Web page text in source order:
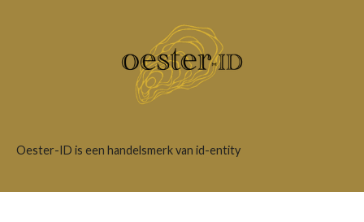
Oester-ID is een handelsmerk van id-entity